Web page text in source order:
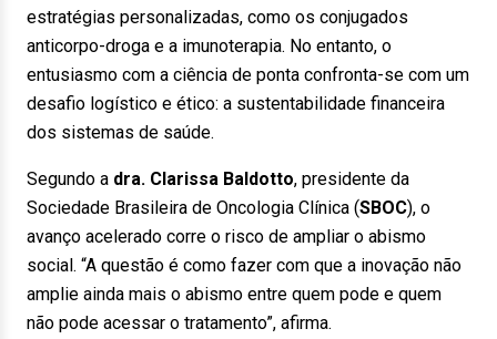
estratégias personalizadas, como os conjugados
anticorpo-droga e a imunoterapia. No entanto, o
entusiasmo com a ciência de ponta confronta-se com um
desafio logístico e ético: a sustentabilidade financeira
dos sistemas de saúde.
Segundo a dra. Clarissa Baldotto, presidente da
Sociedade Brasileira de Oncologia Clínica (SBOC), o
avanço acelerado corre o risco de ampliar o abismo
social. “A questão é como fazer com que a inovação não
amplie ainda mais o abismo entre quem pode e quem
não pode acessar o tratamento”, afirma.